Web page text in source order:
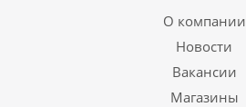
О компании
Новости
Вакансии
Магазины